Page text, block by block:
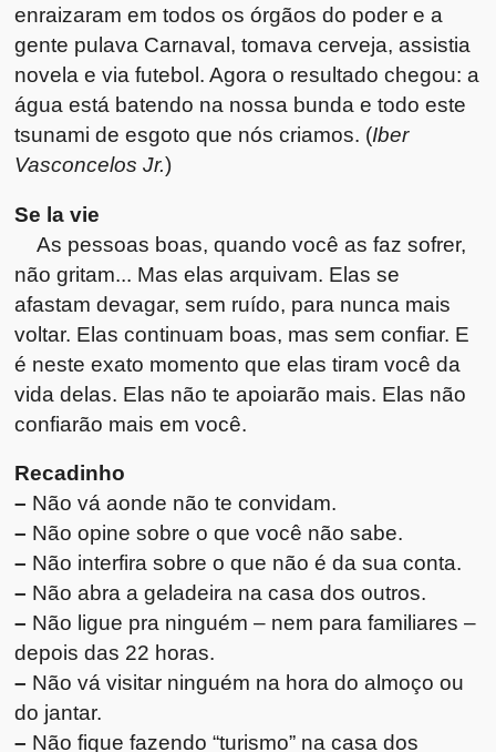
enraizaram em todos os órgãos do poder e a
gente pulava Carnaval, tomava cerveja, assistia
novela e via futebol. Agora o resultado chegou: a
água está batendo na nossa bunda e todo este
tsunami de esgoto que nós criamos. (Iber
Vasconcelos Jr.)
Se la vie
As pessoas boas, quando você as faz sofrer,
não gritam... Mas elas arquivam. Elas se
afastam devagar, sem ruído, para nunca mais
voltar. Elas continuam boas, mas sem confiar. E
é neste exato momento que elas tiram você da
vida delas. Elas não te apoiarão mais. Elas não
confiarão mais em você.
Recadinho
– Não vá aonde não te convidam.
– Não opine sobre o que você não sabe.
– Não interfira sobre o que não é da sua conta.
– Não abra a geladeira na casa dos outros.
– Não ligue pra ninguém – nem para familiares –
depois das 22 horas.
– Não vá visitar ninguém na hora do almoço ou
do jantar.
– Não fique fazendo “turismo” na casa dos